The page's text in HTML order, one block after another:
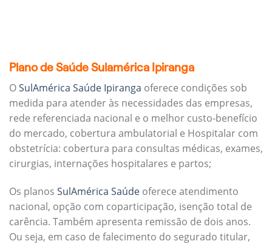
Plano de Saúde Sulamérica Ipiranga
OSulAmérica Saúde Ipiranga oferece condições sob
medida para atender às necessidades das empresas,
rede referenciada nacional e o melhor custo-benefício
do mercado, cobertura ambulatorial e Hospitalar com
obstetrícia: cobertura para consultas médicas, exames,
cirurgias, internações hospitalares e partos;
Os planos SulAmérica Saúde oferece atendimento
nacional, opção com coparticipação, isenção total de
carência. Também apresenta remissão de dois anos.
Ou seja, em caso de falecimento do segurado titular,